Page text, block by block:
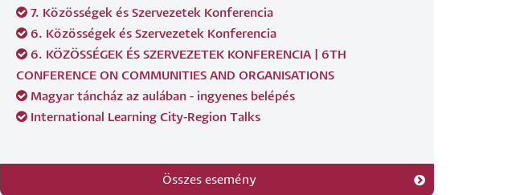
7. Közösségek és Szervezetek Konferencia
6. Közösségek és Szervezetek Konferencia
6. KÖZÖSSÉGEK ÉS SZERVEZETEK KONFERENCIA | 6TH
CONFERENCE ON COMMUNITIES AND ORGANISATIONS
Magyar táncház az aulában - ingyenes belépés
International Learning City-Region Talks
Összes esemény